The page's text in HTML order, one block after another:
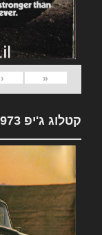
«
‹
קטלוג ג'יפ 1973